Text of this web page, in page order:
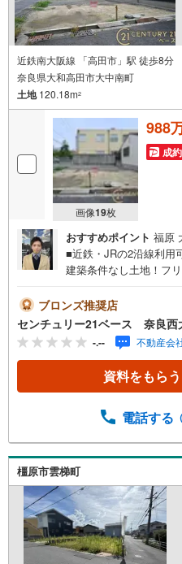
近鉄南大阪線 「高田市」駅 徒歩8分
奈良県大和高田市大中南町
土地120.18m2
画像19枚
988
成
おすすめポイント 福原
■近鉄・JRの2沿線利用
建築条件なし土地！フ
事終わりのお時間でも
お声にもご対応できま
い！◇・提携銀行多数あ
庫etc）・優遇後適用金
ります）--- ◇◇
----当店で物件を成約
象になります。「資料
のうえお問い合わせく
ブロンズ推奨店
センチュリー21ベース 奈良西
-.-- 不動産会
資料をもらう
電話する
橿原市雲梯町